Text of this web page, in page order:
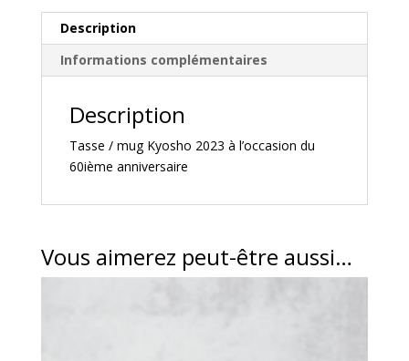
Description
Informations complémentaires
Description
Tasse / mug Kyosho 2023 à l’occasion du
60ième anniversaire
Vous aimerez peut-être aussi…